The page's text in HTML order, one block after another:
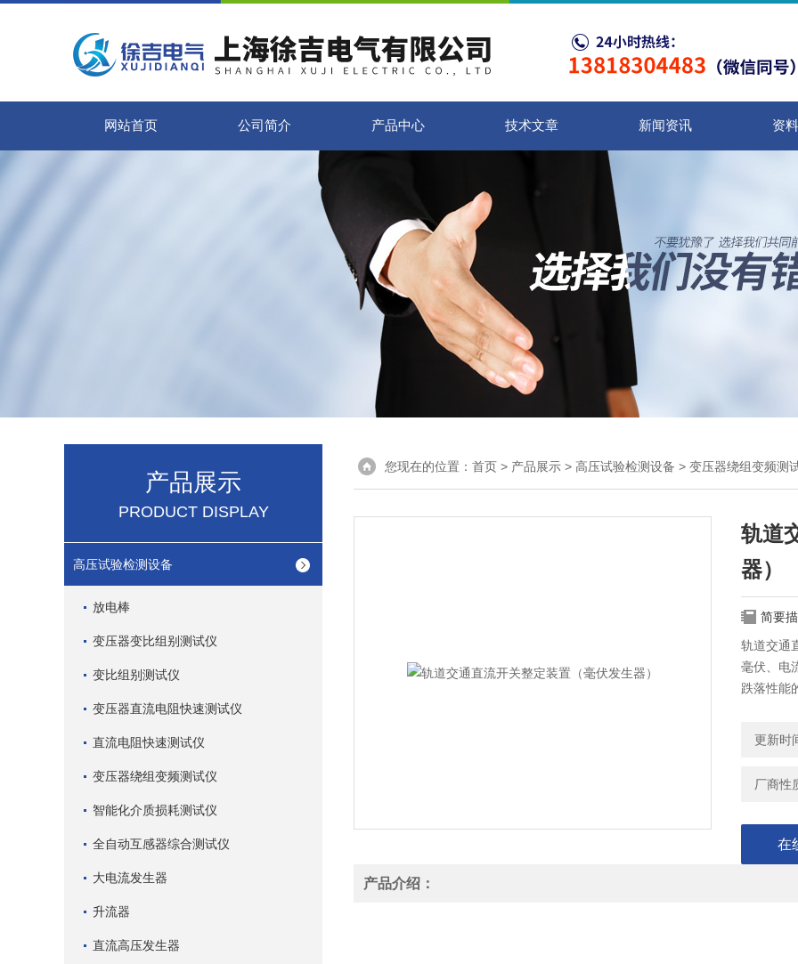
网站首页 公司简介 产品中心 技术文章 新闻资讯 资
产品展示
PRODUCT DISPLAY
高压试验检测设备
放电棒
变压器变比组别测试仪
变比组别测试仪
变压器直流电阻快速测试仪
直流电阻快速测试仪
变压器绕组变频测试仪
智能化介质损耗测试仪
全自动互感器综合测试仪
大电流发生器
升流器
直流高压发生器
您现在的位置： 首页 > 产品展示 > 高压试验检测设备 > 变压器绕组变频测
轨道
器）
简要
轨道交通
毫伏、电
跌落性能
更新时
厂商性
在
产品介绍：